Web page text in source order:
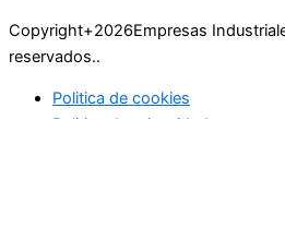
Copyright+2026Empresas
reservados..
Politica de cookies
Politica de privacidad